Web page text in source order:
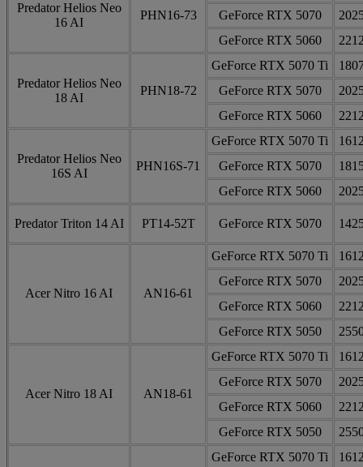
Predator Helios Neo
16 AI
PHN16-73
GeForce RTX 5070
GeForce RTX 5060
Predator Helios Neo
18 AI
PHN18-72
GeForce RTX 5070 Ti
GeForce RTX 5070
GeForce RTX 5060
Predator Helios Neo
16S AI
PHN16S-71
GeForce RTX 5070 Ti
GeForce RTX 5070
GeForce RTX 5060
Predator Triton 14 AI PT14-52T GeForce RTX 5070
Acer Nitro 16 AI AN16-61
GeForce RTX 5070 Ti
GeForce RTX 5070
GeForce RTX 5060
GeForce RTX 5050
Acer Nitro 18 AI AN18-61
GeForce RTX 5070 Ti
GeForce RTX 5070
GeForce RTX 5060
GeForce RTX 5050
GeForce RTX 5070 Ti